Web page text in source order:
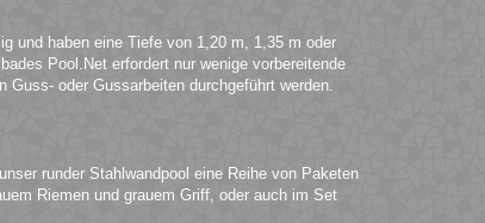
und haben eine Tiefe von 1,20 m, 1,35 m oder
Pool.Net erfordert nur wenige vorbereitende
oder Gussarbeiten durchgeführt werden.
runder Stahlwandpool eine Reihe von Paketen
Riemen und grauem Griff, oder auch im Set